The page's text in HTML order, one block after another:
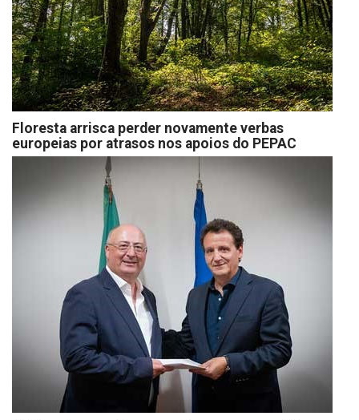
Floresta arrisca perder novamente verbas
europeias por atrasos nos apoios do PEPAC